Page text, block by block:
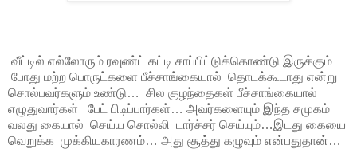
வீட்டில் எல்லோரும் ரவுண்ட் கட்டி சாப்பிட்டுக்கொண்டு இருக்கும்
போது மற்ற பொருட்களை பீச்சாங்கையால் தொடக்கூடாது என்று
சொல்பவர்களும் உண்டு… சில குழந்தைகள் பீச்சாங்கையால்
எழுதுவார்கள் பேட் பிடிப்பார்கள்… அவர்களையும் இந்த சமுகம்
வலது கையால் செய்ய சொல்லி டார்ச்சர் செய்யும்…இடது கையை
வெறுக்க முக்கியகாரணம்… அது சூத்து கழுவும் என்பதுதான்…